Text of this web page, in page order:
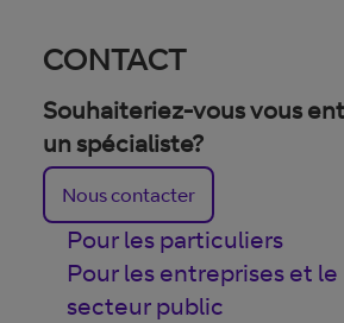
CONTACT
Souhaiteriez-vous vous
un spécialiste?
Nous contacter
Pour les particuliers
Pour les entreprises et le
secteur public